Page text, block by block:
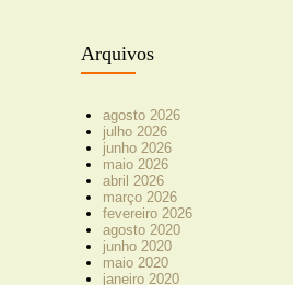
Arquivos
agosto 2026
julho 2026
junho 2026
maio 2026
abril 2026
março 2026
fevereiro 2026
agosto 2020
junho 2020
maio 2020
janeiro 2020